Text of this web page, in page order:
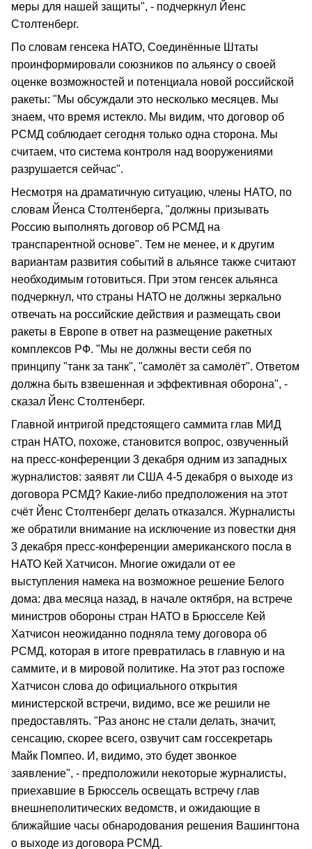
меры для нашей защиты", - подчеркнул Йенс
Столтенберг.
По словам генсека НАТО, Соединённые Штаты
проинформировали союзников по альянсу о своей
оценке возможностей и потенциала новой российской
ракеты: "Мы обсуждали это несколько месяцев. Мы
знаем, что время истекло. Мы видим, что договор об
РСМД соблюдает сегодня только одна сторона. Мы
считаем, что система контроля над вооружениями
разрушается сейчас".
Несмотря на драматичную ситуацию, члены НАТО, по
словам Йенса Столтенберга, "должны призывать
Россию выполнять договор об РСМД на
транспарентной основе". Тем не менее, и к другим
вариантам развития событий в альянсе также считают
необходимым готовиться. При этом генсек альянса
подчеркнул, что страны НАТО не должны зеркально
отвечать на российские действия и размещать свои
ракеты в Европе в ответ на размещение ракетных
комплексов РФ. "Мы не должны вести себя по
принципу "танк за танк", "самолёт за самолёт". Ответом
должна быть взвешенная и эффективная оборона", -
сказал Йенс Столтенберг.
Главной интригой предстоящего саммита глав МИД
стран НАТО, похоже, становится вопрос, озвученный
на пресс-конференции 3 декабря одним из западных
журналистов: заявят ли США 4-5 декабря о выходе из
договора РСМД? Какие-либо предположения на этот
счёт Йенс Столтенберг делать отказался. Журналисты
же обратили внимание на исключение из повестки дня
3 декабря пресс-конференции американского посла в
НАТО Кей Хатчисон. Многие ожидали от ее
выступления намека на возможное решение Белого
дома: два месяца назад, в начале октября, на встрече
министров обороны стран НАТО в Брюсселе Кей
Хатчисон неожиданно подняла тему договора об
РСМД, которая в итоге превратилась в главную и на
саммите, и в мировой политике. На этот раз госпоже
Хатчисон слова до официального открытия
министерской встречи, видимо, все же решили не
предоставлять. "Раз анонс не стали делать, значит,
сенсацию, скорее всего, озвучит сам госсекретарь
Майк Помпео. И, видимо, это будет звонкое
заявление", - предположили некоторые журналисты,
приехавшие в Брюссель освещать встречу глав
внешнеполитических ведомств, и ожидающие в
ближайшие часы обнародования решения Вашингтона
о выходе из договора РСМД.